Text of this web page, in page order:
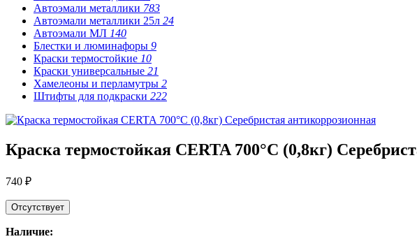
Автоэмали металлики 783
Автоэмали металлики 25л 24
Автоэмали МЛ 140
Блестки и люминафоры 9
Краски термостойкие 10
Краски универсальные 21
Хамелеоны и перламутры 2
Штифты для подкраски 222
Краска термостойкая CERTA 700°С (0,8кг)
740 ₽
Отсутствует
Наличие: